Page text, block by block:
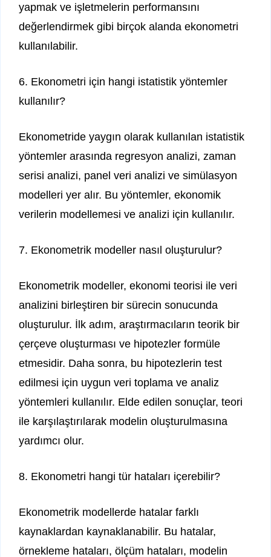
yapmak ve işletmelerin performansını
değerlendirmek gibi birçok alanda ekonometri
kullanılabilir.
6. Ekonometri için hangi istatistik yöntemler
kullanılır?
Ekonometride yaygın olarak kullanılan istatistik
yöntemler arasında regresyon analizi, zaman
serisi analizi, panel veri analizi ve simülasyon
modelleri yer alır. Bu yöntemler, ekonomik
verilerin modellemesi ve analizi için kullanılır.
7. Ekonometrik modeller nasıl oluşturulur?
Ekonometrik modeller, ekonomi teorisi ile veri
analizini birleştiren bir sürecin sonucunda
oluşturulur. İlk adım, araştırmacıların teorik bir
çerçeve oluşturması ve hipotezler formüle
etmesidir. Daha sonra, bu hipotezlerin test
edilmesi için uygun veri toplama ve analiz
yöntemleri kullanılır. Elde edilen sonuçlar, teori
ile karşılaştırılarak modelin oluşturulmasına
yardımcı olur.
8. Ekonometri hangi tür hataları içerebilir?
Ekonometrik modellerde hatalar farklı
kaynaklardan kaynaklanabilir. Bu hatalar,
örnekleme hataları, ölçüm hataları, modelin